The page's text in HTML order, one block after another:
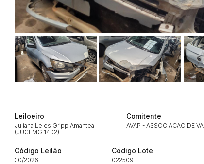
Leiloeiro
Juliana Leles Gripp Amantea
(JUCEMG 1402)
Comitente
AVAP - ASSOCIACAO DE
Código Leilão
30/2026
Código Lote
022509
Envie sua Proposta
Habilite-se para